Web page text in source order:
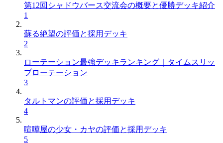
第12回シャドウバース交流会の概要と優勝デッキ紹介
1
蘇る絶望の評価と採用デッキ
2
ローテーション最強デッキランキング｜タイムスリッ
プローテーション
3
タルトマンの評価と採用デッキ
4
喧嘩屋の少女・カヤの評価と採用デッキ
5